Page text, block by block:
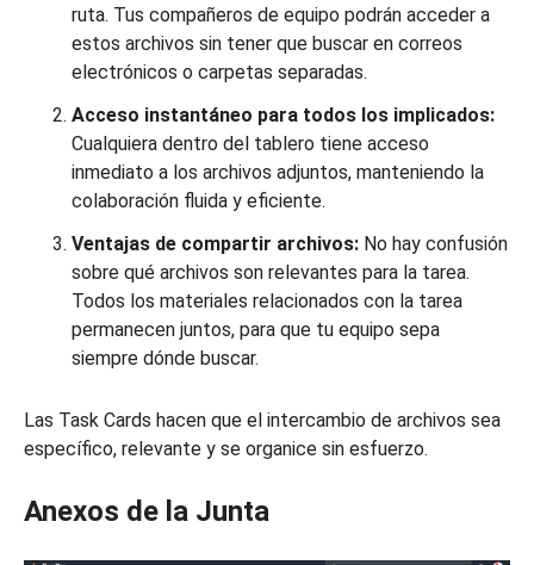
ruta. Tus compañeros de equipo podrán acceder a
estos archivos sin tener que buscar en correos
electrónicos o carpetas separadas.
Acceso instantáneo para todos los implicados:
Cualquiera dentro del tablero tiene acceso
inmediato a los archivos adjuntos, manteniendo la
colaboración fluida y eficiente.
Ventajas de compartir archivos: No hay confusión
sobre qué archivos son relevantes para la tarea.
Todos los materiales relacionados con la tarea
permanecen juntos, para que tu equipo sepa
siempre dónde buscar.
Las Task Cards hacen que el intercambio de archivos sea
específico, relevante y se organice sin esfuerzo.
Anexos de la Junta